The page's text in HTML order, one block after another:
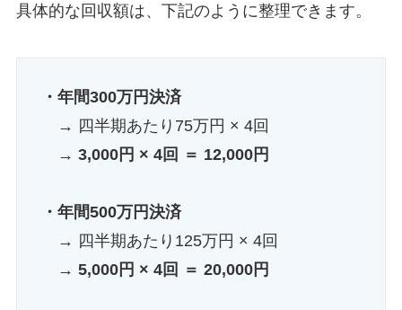
具体的な回収額は、下記のように整理できます。
・年間300万円決済
→ 四半期あたり75万円 × 4回
→ 3,000円 × 4回 ＝ 12,000円
・年間500万円決済
→ 四半期あたり125万円 × 4回
→ 5,000円 × 4回 ＝ 20,000円